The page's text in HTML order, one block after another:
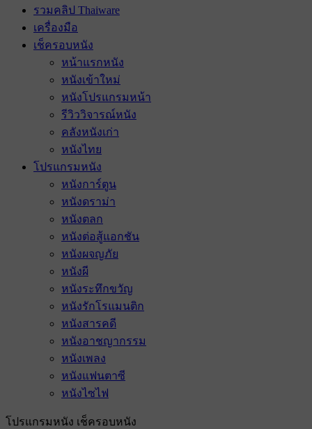
รวมคลิป Thaiware
เครื่องมือ
เช็ครอบหนัง
หน้าแรกหนัง
หนังเข้าใหม่
หนังโปรแกรมหน้า
รีวิววิจารณ์หนัง
คลังหนังเก่า
หนังไทย
โปรแกรมหนัง
หนังการ์ตูน
หนังดราม่า
หนังตลก
หนังต่อสู้แอกชัน
หนังผจญภัย
หนังผี
หนังระทึกขวัญ
หนังรักโรแมนติก
หนังสารคดี
หนังอาชญากรรม
หนังเพลง
หนังแฟนตาซี
หนังไซไฟ
โปรแกรมหนัง เช็ครอบหนัง